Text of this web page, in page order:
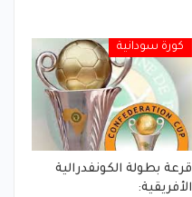
كورة سودانية
قرعة بطولة الكونفدرالية
الأفريقية: